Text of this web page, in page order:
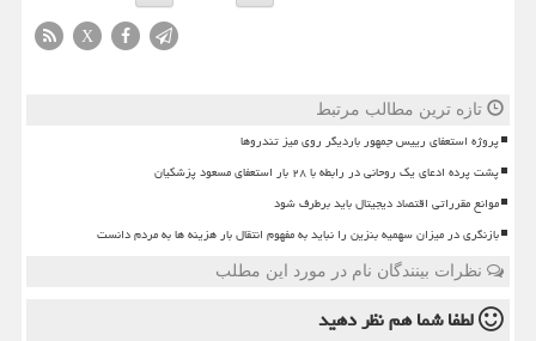
X
تازه ترین مطالب مرتبط
پروژه استعفای رییس جمهور باردیگر روی میز تندروها
پشت پرده ادعای یک روحانی در رابطه با ۲۸ بار استعفای مسعود پزشکیان
موانع مقرراتی اقتصاد دیجیتال باید برطرف شود
بازنگری در میزان سهمیه بنزین را نباید به مفهوم انتقال بار هزینه ها به مردم دانست
نظرات بینندگان نام در مورد این مطلب
لطفا شما همنظر دهید